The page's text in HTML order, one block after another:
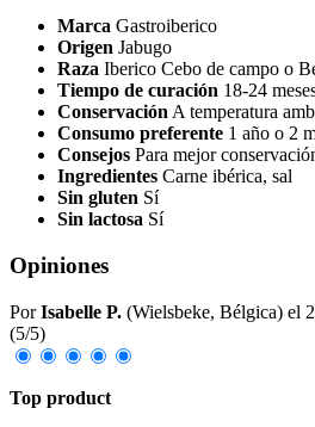
Marca Gastroiberico
Origen Jabugo
Raza Iberico Cebo de campo o
Tiempo de curación 18-24
Conservación A temperatura
Consumo preferente 1 año o 2
Consejos Para mejor
Ingredientes Carne ibérica, sal
Sin gluten Sí
Sin lactosa Sí
Opiniones
PorIsabelle P. (Wielsbeke, Bélgica) el
(5/5)
Top product